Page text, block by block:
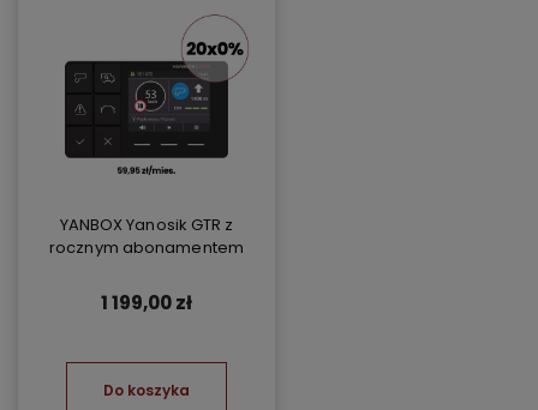
YANBOX Yanosik GTR z
rocznym abonamentem
1 199,00 zł
Do koszyka